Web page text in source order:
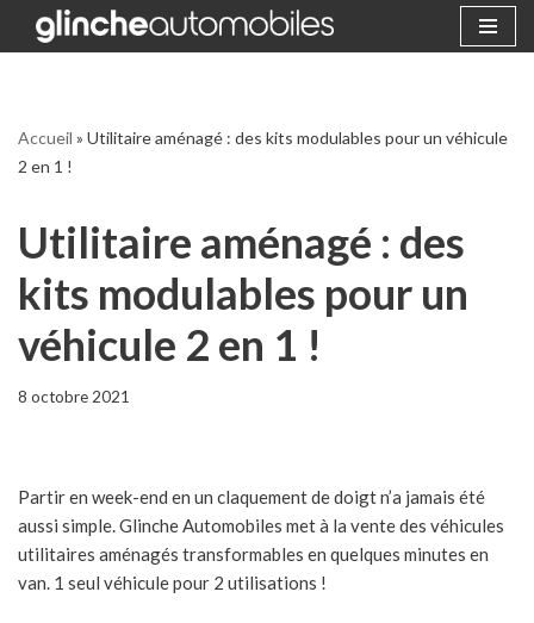
Accueil » Utilitaire aménagé : des kits modulables pour un véhicule
2 en 1 !
Utilitaire aménagé : des
kits modulables pour un
véhicule 2 en 1 !
8 octobre 2021
Partir en week-end en un claquement de doigt n’a jamais été
aussi simple. Glinche Automobiles met à la vente des véhicules
utilitaires aménagés transformables en quelques minutes en
van. 1 seul véhicule pour 2 utilisations !